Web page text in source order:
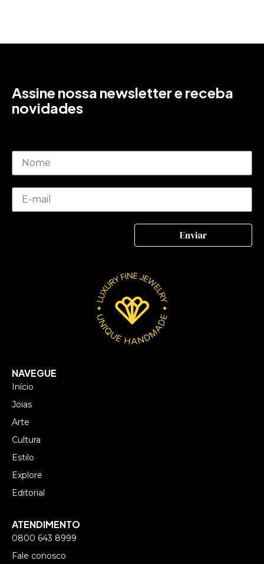
Assine nossa newsletter e receba
novidades
NAVEGUE
Início
Joias
Arte
Cultura
Estilo
Explore
Editorial
ATENDIMENTO
0800 643 8999
Fale conosco